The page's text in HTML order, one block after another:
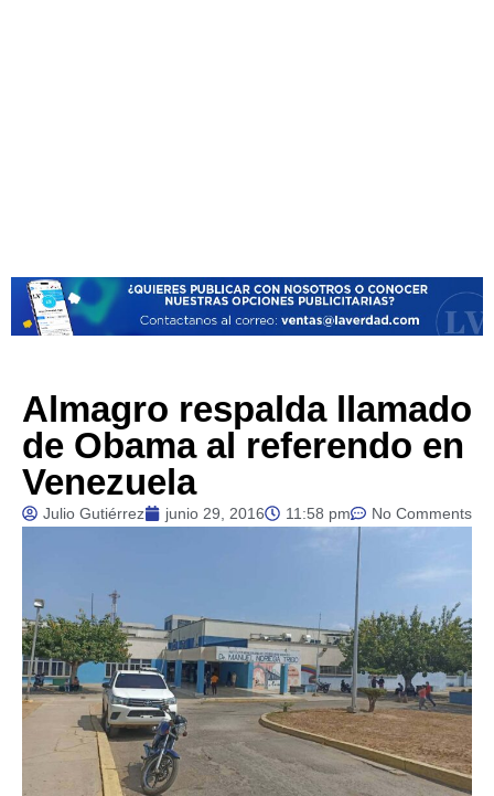
Almagro respalda llamado
de Obama al referendo en
Venezuela
Julio Gutiérrez junio 29, 2016 11:58 pm No Comments